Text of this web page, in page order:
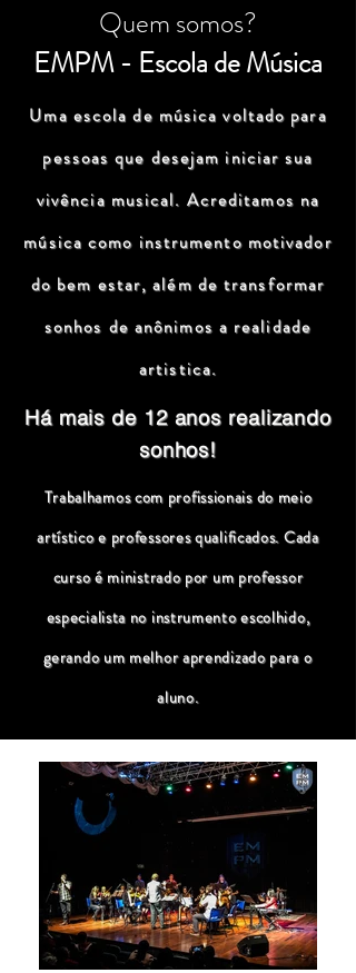
Quem somos?
EMPM - Escola de Música
Uma escola de música voltado para
pessoas que desejam iniciar sua
vivência musical. Acreditamos na
música como instrumento motivador
do bem estar, além de transformar
sonhos de anônimos a realidade
artistica.
Há mais de 12 anos realizando
sonhos!
Trabalhamos com profissionais do meio
artístico e professores qualificados. Cada
curso é ministrado por um professor
especialista no instrumento escolhido,
gerando um melhor aprendizado para o
aluno.